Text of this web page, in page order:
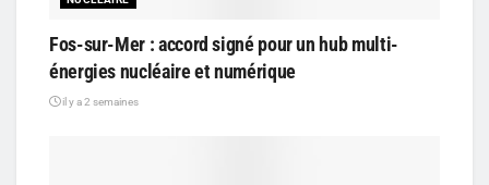
Fos-sur-Mer : accord signé pour un hub multi-
énergies nucléaire et numérique
il y a 2 semaines